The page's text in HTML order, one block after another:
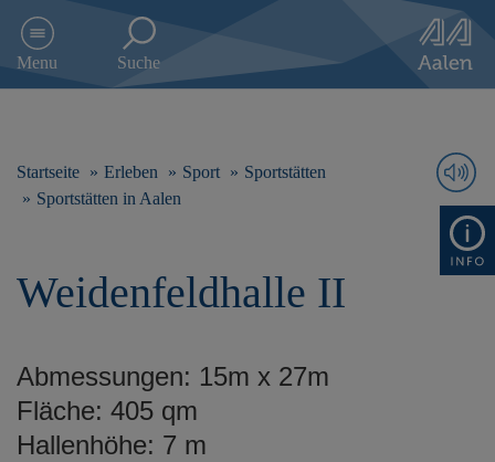
e
h
Menu Suche
Startseite Erleben Sport
Sportstätten
Sportstätten in Aalen
Weidenfeldhalle II
Abmessungen: 15m x 27m
Fläche: 405 qm
Hallenhöhe: 7 m